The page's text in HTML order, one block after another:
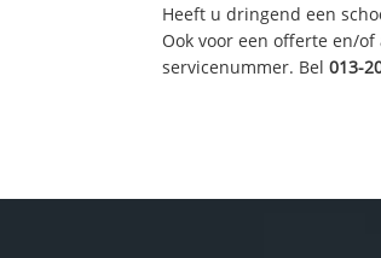
Heeft u dringend een
Ook voor een offerte en/
servicenummer. Bel013-